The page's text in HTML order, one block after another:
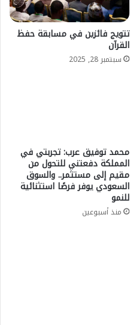
تتويج فائزين في مسابقة حفظ
القرآن
سبتمبر 28, 2025
محمد توفيق عرب: تجربتي في
المملكة دفعتني للتحول من
مقيم إلى مستثمر.. والسوق
السعودي يوفر فرصًا استثنائية
للنمو
منذ أسبوعين